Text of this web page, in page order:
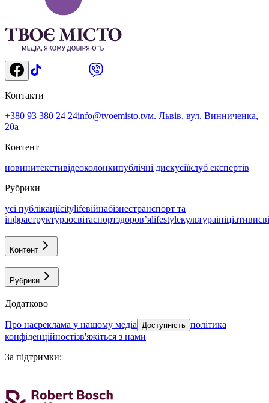
Контакти
+380 93 380 24 24info@tvoemisto.tvм. Львів, вул. Винниченка,
20а
Контент
новинитекстивідеоколонкипублічні дискусіїклуб експертів
Рубрики
усі публікаціїcitylifeвійнабізнестранспорт та
інфраструктураосвітаспортздоровʼяlifestyleкультураініціативи
Контент
Рубрики
Додатково
про насреклама у нашому медіа Доступність політика
конфіденційностізв'яжіться з нами
За підтримки: